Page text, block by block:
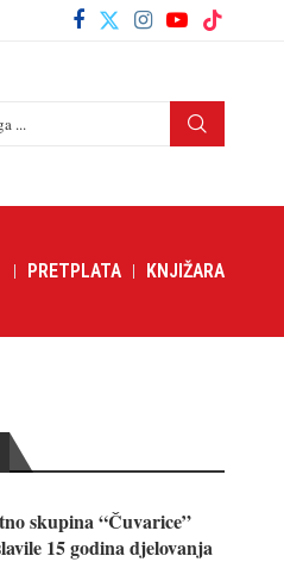
PRETPLATA KNJIŽARA
skupina “Čuvarice”
15 godina djelovanja